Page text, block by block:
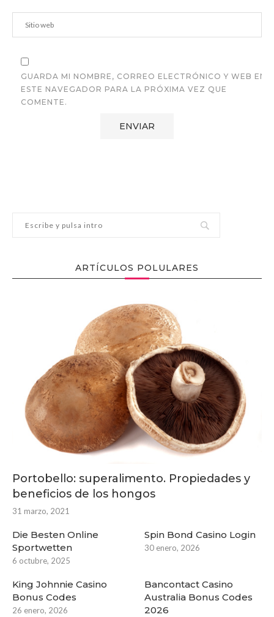
GUARDA MI NOMBRE, CORREO ELECTRÓNICO Y WEB EN
ESTE NAVEGADOR PARA LA PRÓXIMA VEZ QUE
COMENTE.
ARTÍCULOS POLULARES
Portobello: superalimento. Propiedades y
beneficios de los hongos
31 marzo, 2021
Die Besten Online
Sportwetten
6 octubre, 2025
Spin Bond Casino Login
30 enero, 2026
King Johnnie Casino
Bonus Codes
26 enero, 2026
Bancontact Casino
Australia Bonus Codes
2026